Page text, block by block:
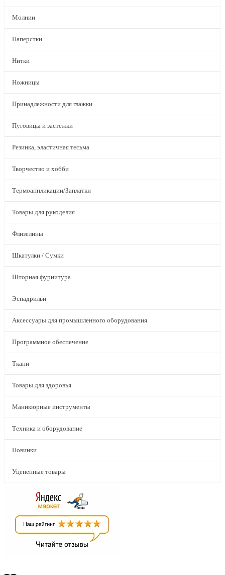
Молнии
Наперстки
Нитки
Ножницы
Принадлежности для глажки
Пуговицы и застежки
Резинка, эластичная тесьма
Творчество и хобби
Термоаппликации/Заплатки
Товары для рукоделия
Флизелины
Шкатулки / Сумки
Шторная фурнитура
Эспадрильи
Аксессуары для промышленного оборудования
Программное обеспечение
Ткани
Товары для здоровья
Маникюрные инструменты
Техника и оборудование
Новинки
Уцененные товары